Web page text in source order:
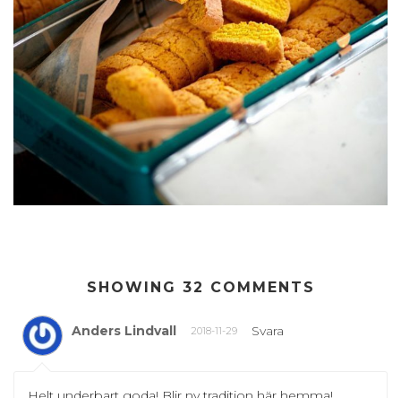
SHOWING 32 COMMENTS
Anders Lindvall 2018-11-29 Svara